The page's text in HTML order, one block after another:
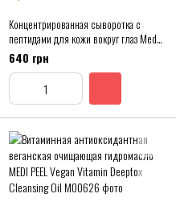
Концентрированная сыворотка с
пептидами для кожи вокруг глаз Medi-
Peel Mezzo Filla Eye Serum
640 грн